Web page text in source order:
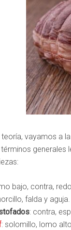
teoría, vayamos a
bajo, contra,
falda y aguja.
: contra,
: solomillo, lomo